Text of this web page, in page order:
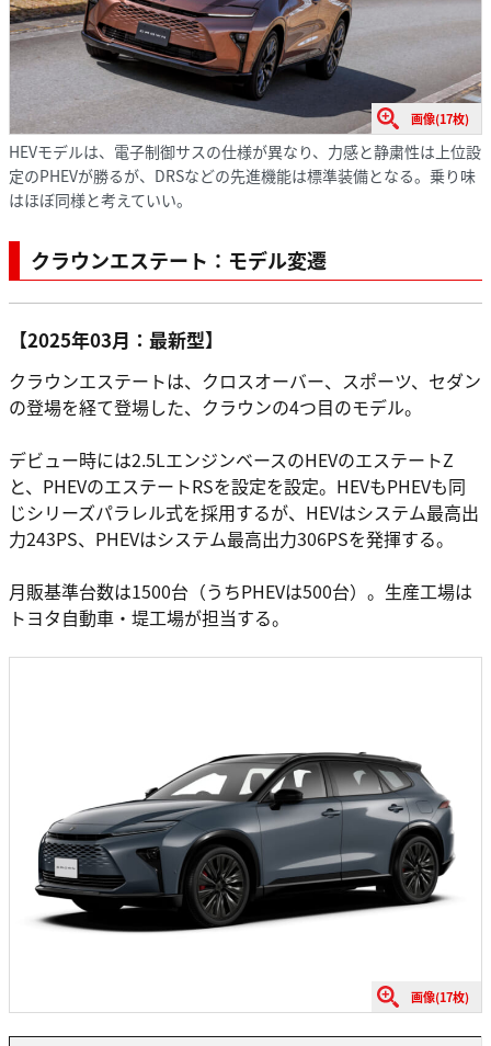
画像(17枚)
HEVモデルは、電子制御サスの仕様が異なり、力感と静粛性は上位設
定のPHEVが勝るが、DRSなどの先進機能は標準装備となる。乗り味
はほぼ同様と考えていい。
クラウンエステート：モデル変遷
【2025年03月：最新型】
クラウンエステートは、クロスオーバー、スポーツ、セダン
の登場を経て登場した、クラウンの4つ目のモデル。
デビュー時には2.5LエンジンベースのHEVのエステートZ
と、PHEVのエステートRSを設定を設定。HEVもPHEVも同
じシリーズパラレル式を採用するが、HEVはシステム最高出
力243PS、PHEVはシステム最高出力306PSを発揮する。
月販基準台数は1500台（うちPHEVは500台）。生産工場は
トヨタ自動車・堤工場が担当する。
画像(17枚)